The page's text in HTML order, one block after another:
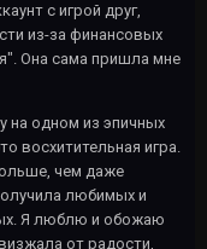
с игрой друг,
из-за финансовых
Она сама пришла мне
на одном из эпичных
восхитительная игра.
чем даже
любимых и
Я люблю и обожаю
от радости,